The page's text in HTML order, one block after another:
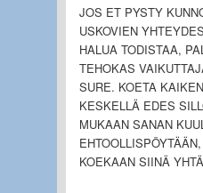
JOS ET PYSTY
USKOVIEN
HALUA TODISTAA,
TEHOKAS
SURE. KOETA
KESKELLÄ EDES
MUKAAN SANAN
KOEKAAN SIINÄ